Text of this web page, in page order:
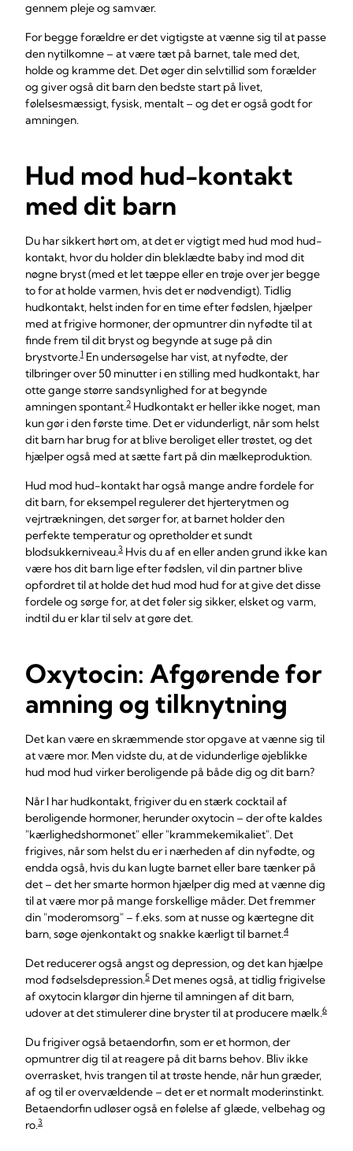
gennem pleje og samvær.
For begge forældre er det vigtigste at vænne sig til at passe
den nytilkomne – at være tæt på barnet, tale med det,
holde og kramme det. Det øger din selvtillid som forælder
og giver også dit barn den bedste start på livet,
følelsesmæssigt, fysisk, mentalt – og det er også godt for
amningen.
Hud mod hud-kontakt
med dit barn
Du har sikkert hørt om, at det er vigtigt med hud mod hud-
kontakt, hvor du holder din bleklædte baby ind mod dit
nøgne bryst (med et let tæppe eller en trøje over jer begge
to for at holde varmen, hvis det er nødvendigt). Tidlig
hudkontakt, helst inden for en time efter fødslen, hjælper
med at frigive hormoner, der opmuntrer din nyfødte til at
finde frem til dit bryst og begynde at suge på din
brystvorte.1 En undersøgelse har vist, at nyfødte, der
tilbringer over 50 minutter i en stilling med hudkontakt, har
otte gange større sandsynlighed for at begynde
amningen spontant.2 Hudkontakt er heller ikke noget, man
kun gør i den første time. Det er vidunderligt, når som helst
dit barn har brug for at blive beroliget eller trøstet, og det
hjælper også med at sætte fart på din mælkeproduktion.
Hud mod hud-kontakt har også mange andre fordele for
dit barn, for eksempel regulerer det hjerterytmen og
vejrtrækningen, det sørger for, at barnet holder den
perfekte temperatur og opretholder et sundt
blodsukkerniveau.3 Hvis du af en eller anden grund ikke kan
være hos dit barn lige efter fødslen, vil din partner blive
opfordret til at holde det hud mod hud for at give det disse
fordele og sørge for, at det føler sig sikker, elsket og varm,
indtil du er klar til selv at gøre det.
Oxytocin: Afgørende for
amning og tilknytning
Det kan være en skræmmende stor opgave at vænne sig til
at være mor. Men vidste du, at de vidunderlige øjeblikke
hud mod hud virker beroligende på både dig og dit barn?
Når I har hudkontakt, frigiver du en stærk cocktail af
beroligende hormoner, herunder oxytocin – der ofte kaldes
"kærlighedshormonet" eller "krammekemikaliet". Det
frigives, når som helst du er i nærheden af din nyfødte, og
endda også, hvis du kan lugte barnet eller bare tænker på
det – det her smarte hormon hjælper dig med at vænne dig
til at være mor på mange forskellige måder. Det fremmer
din "moderomsorg" – f.eks. som at nusse og kærtegne dit
barn, søge øjenkontakt og snakke kærligt til barnet.4
Det reducerer også angst og depression, og det kan hjælpe
mod fødselsdepression.5 Det menes også, at tidlig frigivelse
af oxytocin klargør din hjerne til amningen af dit barn,
udover at det stimulerer dine bryster til at producere mælk.6
Du frigiver også betaendorfin, som er et hormon, der
opmuntrer dig til at reagere på dit barns behov. Bliv ikke
overrasket, hvis trangen til at trøste hende, når hun græder,
af og til er overvældende – det er et normalt moderinstinkt.
Betaendorfin udløser også en følelse af glæde, velbehag og
ro.3